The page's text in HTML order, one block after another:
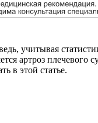
учитывая
артроз плечевого
в этой статье.